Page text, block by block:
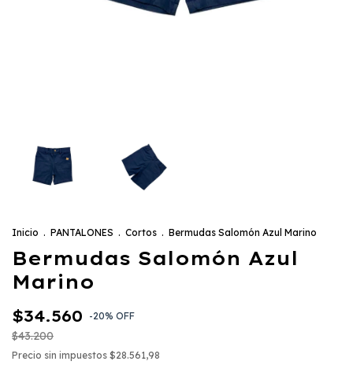
Inicio . PANTALONES . Cortos . Bermudas Salomón Azul Marino
Bermudas Salomón Azul
Marino
$34.560 -20% OFF
$43.200
Precio sin impuestos $28.561,98